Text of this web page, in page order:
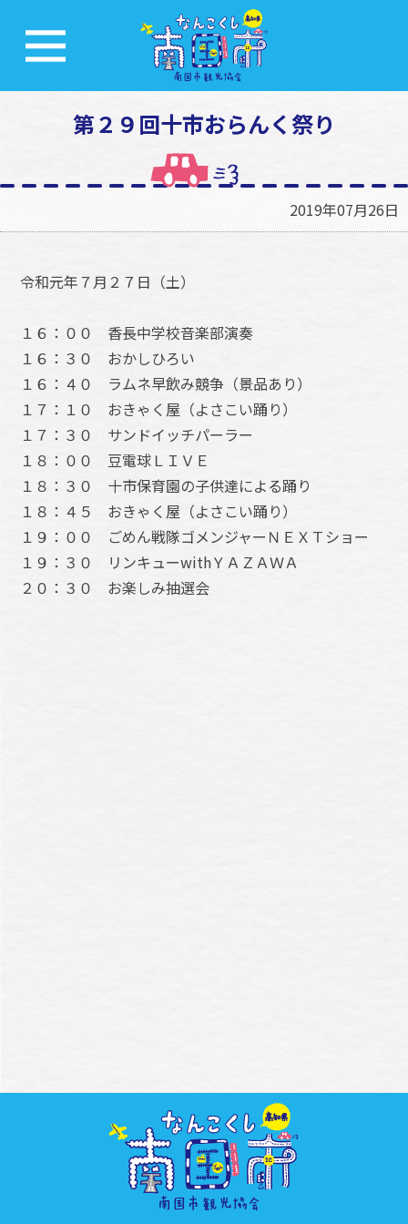
第２９回十市おらんく祭り
2019年07月26日
令和元年７月２７日（土）
１６：００ 香長中学校音楽部演奏
１６：３０ おかしひろい
１６：４０ ラムネ早飲み競争（景品あり）
１７：１０ おきゃく屋（よさこい踊り）
１７：３０ サンドイッチパーラー
１８：００ 豆電球ＬＩＶＥ
１８：３０ 十市保育園の子供達による踊り
１８：４５ おきゃく屋（よさこい踊り）
１９：００ ごめん戦隊ゴメンジャーＮＥＸＴショー
１９：３０ リンキューwithＹＡＺＡＷＡ
２０：３０ お楽しみ抽選会